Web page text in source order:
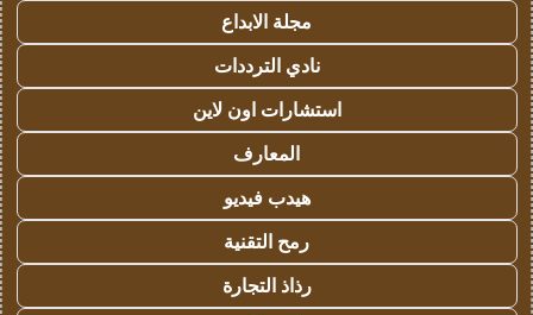
مجلة الابداع
نادي الترددات
استشارات اون لاين
المعارف
هيدب فيديو
رمح التقنية
رذاذ التجارة